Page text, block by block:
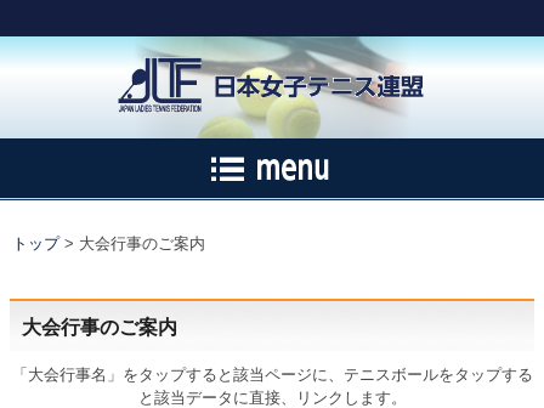
トップ> 大会行事のご案内
大会行事のご案内
「大会行事名」をタップすると該当ページに、テニスボールをタップする
と該当データに直接、リンクします。